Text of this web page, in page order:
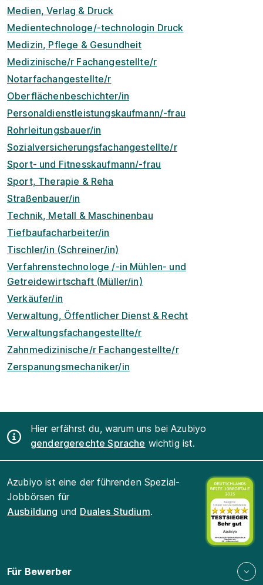
Medien, Verlag & Druck
Medientechnologe/-technologin Druck
Medizin, Pflege & Gesundheit
Medizinische/r Fachangestellte/r
Notarfachangestellte/r
Oberflächenbeschichter/in
Personaldienstleistungskaufmann/-frau
Rohrleitungsbauer/in
Sozialversicherungsfachangestellte/r
Sport- und Fitnesskaufmann/-frau
Sport, Therapie & Reha
Straßenbauer/in
Technik, Metall & Maschinenbau
Tiefbaufacharbeiter/in
Tischler/in (Schreiner/in)
Verfahrenstechnologe /-in Mühlen- und
Getreidewirtschaft (Müller/in)
Verkäufer/in
Verwaltung, Öffentlicher Dienst & Recht
Verwaltungsfachangestellte/r
Zahnmedizinische/r Fachangestellte/r
Zerspanungsmechaniker/in
Hier erfährst du, warum uns bei Azubiyo
gendergerechte Sprache wichtig ist.
Azubiyo ist eine der führenden Spezial-
Jobbörsen für
Ausbildung und Duales Studium.
Für Bewerber